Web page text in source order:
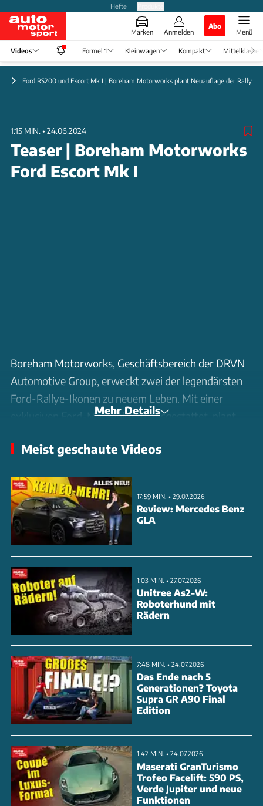
Hefte
Marken Anmelden
Abo
Menü
Videos Formel 1 Kleinwagen Kompakt Mittelklasse
Ford RS200 und Escort Mk I | Boreham Motorworks plant Neuauflage der Rallye-
1:15 MIN. • 24.06.2024
Teaser | Boreham Motorworks
Ford Escort Mk I
Boreham Motorworks, Geschäftsbereich der DRVN
Automotive Group, erweckt zwei der legendärsten
Ford-Rallye-Ikonen zu neuem Leben. Mit einer
exklusiven Ford-Markenlizenz ausgestattet, plant
B-Boliden RS200 und des Escort Mk I.
Der RS200, erstmals 1984 vorgestellt,
revolutionierte mit Mittelmotor-Layout und
Allradantrieb die Rallye-Szene. Seine
Verbundwerkstoff-Karosserie und das ausgefeilte
technische Konzept machten ihn zur Legende. Auch
der Escort Mk I schrieb ab Ende der 1960er mit
seiner leichten Bauweise und dem überlegenen
Handling Motorsportgeschichte.
Mehr Details
Meist geschaute Videos
17:59 MIN. • 29.07.2026
Review: Mercedes Benz
GLA
1:03 MIN. • 27.07.2026
Unitree As2-W:
Roboterhund mit
Rädern
7:48 MIN. • 24.07.2026
Das Ende nach 5
Generationen? Toyota
Supra GR A90 Final
Edition
1:42 MIN. • 24.07.2026
Maserati GranTurismo
Trofeo Facelift: 590 PS,
Verde Jupiter und neue
Funktionen